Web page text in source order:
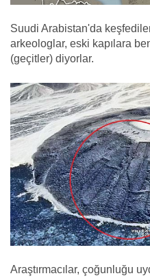
Suudi Arabistan'da
arkeologlar, eski kapılara
(geçitler) diyorlar.
Araştırmacılar, çoğunluğu